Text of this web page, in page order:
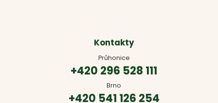
Kontakty
Průhonice
+420 296 528 111
Brno
+420 541 126 254